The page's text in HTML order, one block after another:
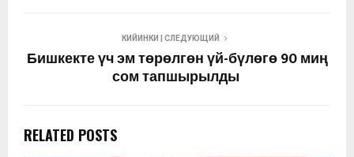
КИЙИНКИ | СЛЕДУЮЩИЙ
Бишкекте үч эм төрөлгөн үй-бүлөгө 90 миң
сом тапшырылды
RELATED POSTS